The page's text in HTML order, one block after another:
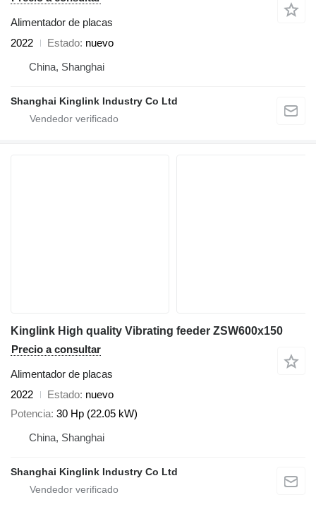
Alimentador de placas
2022
Estado nuevo
China, Shanghai
Shanghai Kinglink Industry Co Ltd
Kinglink High quality Vibrating feeder ZSW600x150
Precio a consultar
Alimentador de placas
2022
Estado nuevo
Potencia 30 Hp (22.05 kW)
China, Shanghai
Shanghai Kinglink Industry Co Ltd